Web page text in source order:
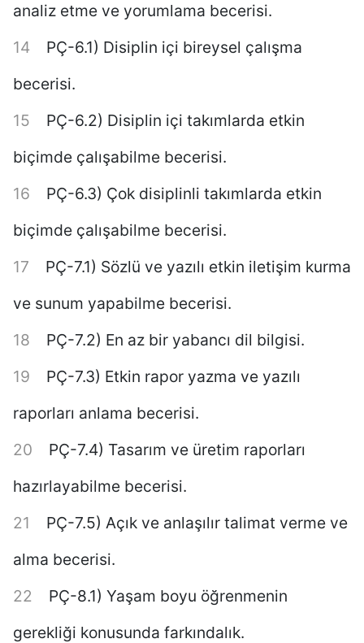
analiz etme ve yorumlama becerisi.
PÇ-6.1) Disiplin içi bireysel çalışma
becerisi.
PÇ-6.2) Disiplin içi takımlarda etkin
biçimde çalışabilme becerisi.
PÇ-6.3) Çok disiplinli takımlarda etkin
biçimde çalışabilme becerisi.
PÇ-7.1) Sözlü ve yazılı etkin iletişim kurma
ve sunum yapabilme becerisi.
PÇ-7.2) En az bir yabancı dil bilgisi.
PÇ-7.3) Etkin rapor yazma ve yazılı
raporları anlama becerisi.
PÇ-7.4) Tasarım ve üretim raporları
hazırlayabilme becerisi.
PÇ-7.5) Açık ve anlaşılır talimat verme ve
alma becerisi.
PÇ-8.1) Yaşam boyu öğrenmenin
gerekliği konusunda farkındalık.